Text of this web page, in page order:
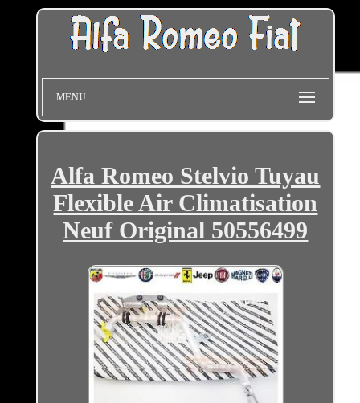
MENU
Alfa Romeo Stelvio Tuyau
Flexible Air Climatisation
Neuf Original 50556499